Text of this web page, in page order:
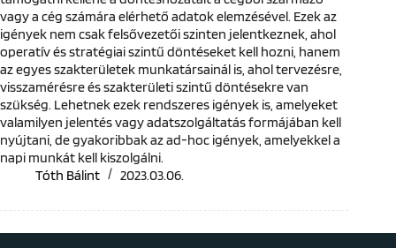
vagy a cég számára elérhető adatok elemzésével. Ezek az
igények nem csak felsővezetői szinten jelentkeznek, ahol
operatív és stratégiai szintű döntéseket kell hozni, hanem
az egyes szakterületek munkatársainál is, ahol tervezésre,
visszamérésre és szakterületi szintű döntésekre van
szükség. Lehetnek ezek rendszeres igények is, amelyeket
valamilyen jelentés vagy adatszolgáltatás formájában kell
nyújtani, de gyakoribbak az ad-hoc igények, amelyekkel a
napi munkát kell kiszolgálni.
Tóth Bálint
2023.03.06.